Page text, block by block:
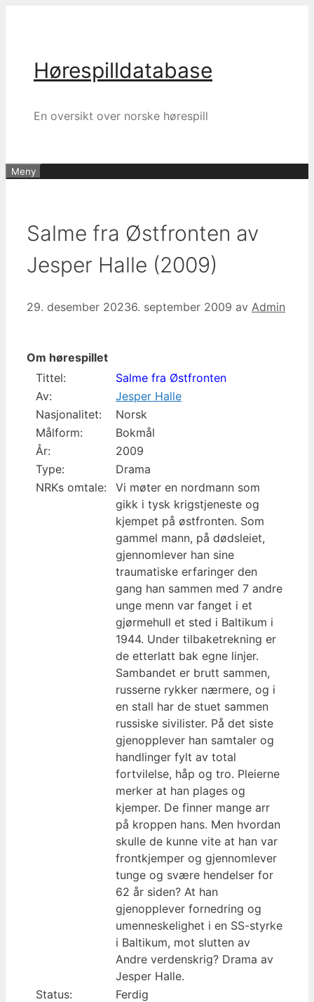
Hørespilldatabase
En oversikt over norske hørespill
Meny
Salme fra Østfronten av
Jesper Halle (2009)
29. desember 20236. september 2009 av Admin
Om hørespillet
Tittel:
Salme fra Østfronten
Av:
Jesper Halle
Nasjonalitet:
Norsk
Målform:
Bokmål
År:
2009
Type:
Drama
NRKs omtale:
Vi møter en nordmann som
gikk i tysk krigstjeneste og
kjempet på østfronten. Som
gammel mann, på dødsleiet,
gjennomlever han sine
traumatiske erfaringer den
gang han sammen med 7 andre
unge menn var fanget i et
gjørmehull et sted i Baltikum i
1944. Under tilbaketrekning er
de etterlatt bak egne linjer.
Sambandet er brutt sammen,
russerne rykker nærmere, og i
en stall har de stuet sammen
russiske sivilister. På det siste
gjenopplever han samtaler og
handlinger fylt av total
fortvilelse, håp og tro. Pleierne
merker at han plages og
kjemper. De finner mange arr
på kroppen hans. Men hvordan
skulle de kunne vite at han var
frontkjemper og gjennomlever
tunge og svære hendelser for
62 år siden? At han
gjenopplever fornedring og
umenneskelighet i en SS-styrke
i Baltikum, mot slutten av
Andre verdenskrig? Drama av
Jesper Halle.
Status:
Ferdig